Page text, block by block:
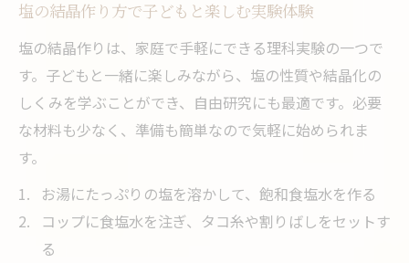
塩の結晶作り方で子どもと楽しむ実験体験
塩の結晶作りは、家庭で手軽にできる理科実験の一つで
す。子どもと一緒に楽しみながら、塩の性質や結晶化の
しくみを学ぶことができ、自由研究にも最適です。必要
な材料も少なく、準備も簡単なので気軽に始められま
す。
お湯にたっぷりの塩を溶かして、飽和食塩水を作る
コップに食塩水を注ぎ、タコ糸や割りばしをセットす
る